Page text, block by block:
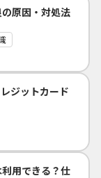
原因・対処法
ジットカード
用できる？仕